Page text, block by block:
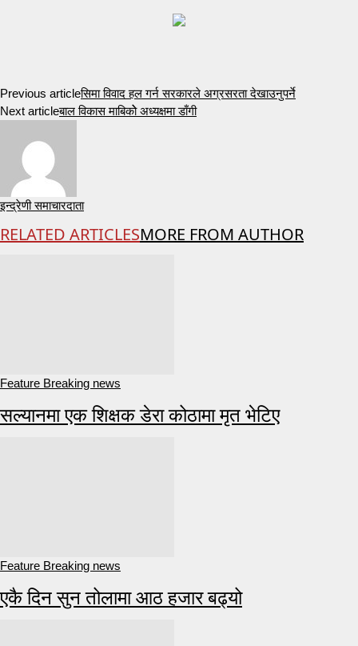
Previous articleसिमा विवाद हल गर्न सरकारले अग्रसरता देखाउनुपर्ने
Next articleबाल विकास माबिकोे अध्यक्षमा डाँगी
इन्द्रेणी समाचारदाता
RELATED ARTICLESMORE FROM AUTHOR
Feature Breaking news
सल्यानमा एक शिक्षक डेरा कोठामा मृत भेटिए
Feature Breaking news
एकै दिन सुन तोलामा आठ हजार बढ्यो